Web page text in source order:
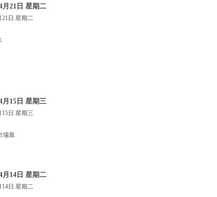
月21日 星期二
21日 星期二
月15日 星期三
15日 星期三
場靠
月14日 星期二
14日 星期二